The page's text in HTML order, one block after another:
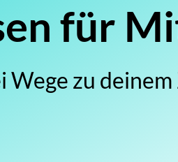
für
Wege zu deinem